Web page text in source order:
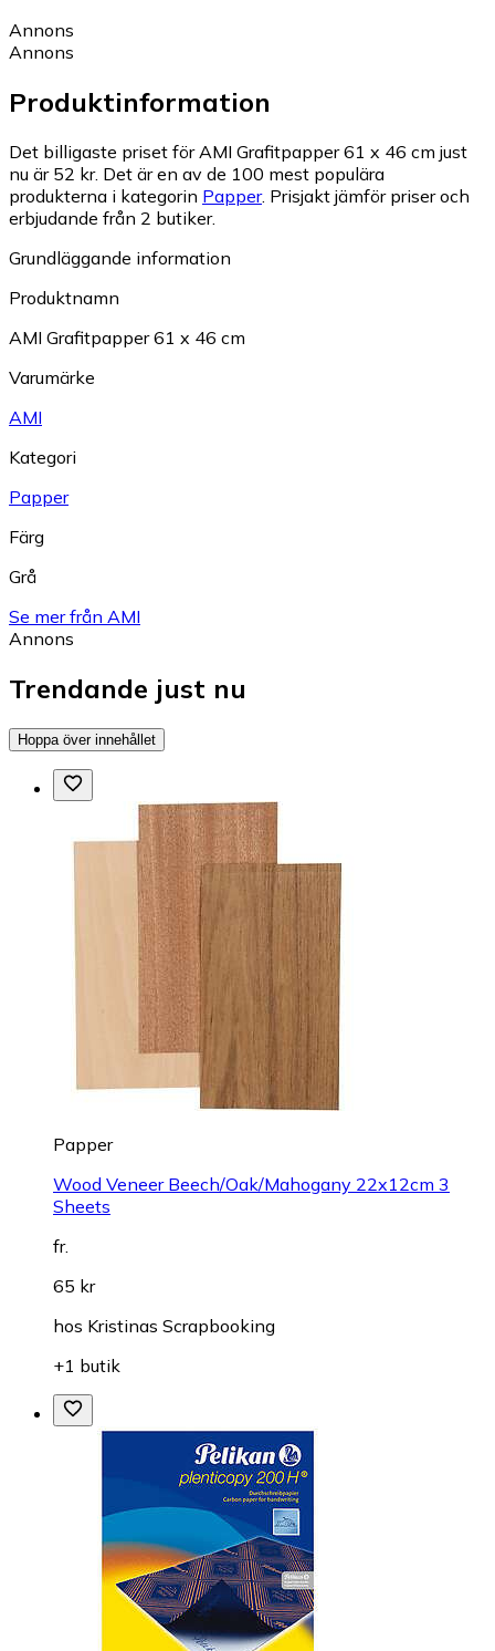
Annons
Annons
Produktinformation
Det billigaste priset för AMI Grafitpapper 61 x 46 cm just
nu är 52 kr. Det är en av de 100 mest populära
produkterna i kategorin Papper. Prisjakt jämför priser och
erbjudande från 2 butiker.
Grundläggande information
Produktnamn
AMI Grafitpapper 61 x 46 cm
Varumärke
AMI
Kategori
Papper
Färg
Grå
Se mer från AMI
Annons
Trendande just nu
Hoppa över innehållet
Papper
Wood Veneer Beech/Oak/Mahogany 22x12cm 3
Sheets
fr.
65 kr
hos Kristinas Scrapbooking
+1 butik